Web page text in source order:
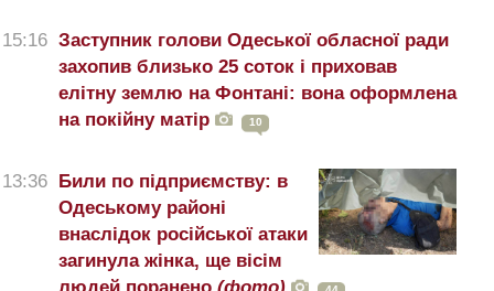
15:16 Заступник голови Одеської обласної ради
захопив близько 25 соток і приховав
елітну землю на Фонтані: вона оформлена
на покійну матір
10
13:36
Били по підприємству: в
Одеському районі
внаслідок російської атаки
загинула жінка, ще вісім